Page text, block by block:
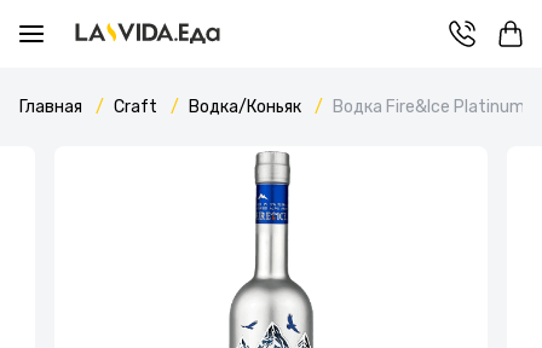
Главная Craft Водка/Коньяк Водка Fire&Ice Platinum